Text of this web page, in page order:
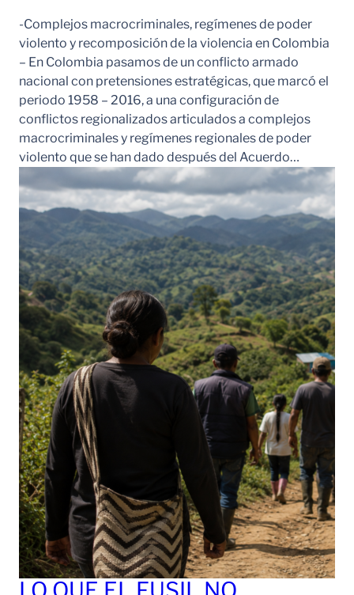
-Complejos macrocriminales, regímenes de poder
violento y recomposición de la violencia en Colombia
– En Colombia pasamos de un conflicto armado
nacional con pretensiones estratégicas, que marcó el
periodo 1958 – 2016, a una configuración de
conflictos regionalizados articulados a complejos
macrocriminales y regímenes regionales de poder
violento que se han dado después del Acuerdo…